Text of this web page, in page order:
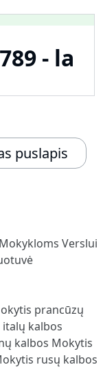
- la
puslapis
Mokykloms Verslui
prancūzų
kalbos
kalbos Mokytis
rusų kalbos